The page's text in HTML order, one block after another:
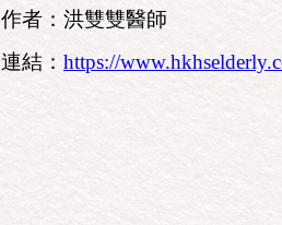
作者：洪雙雙醫師
連結： https://